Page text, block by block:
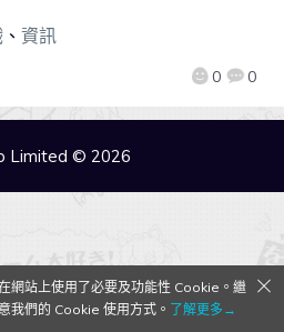
0 0
、 資訊
Limited © 2026
網站上使用了必要及功能性 Cookie。繼
我們的 Cookie 使用方式。 了解更多→